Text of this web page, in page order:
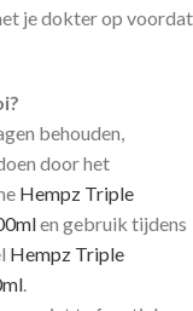
je dokter op voordat
behouden,
door het
Hempz Triple
en gebruik tijdens
Hempz Triple
.